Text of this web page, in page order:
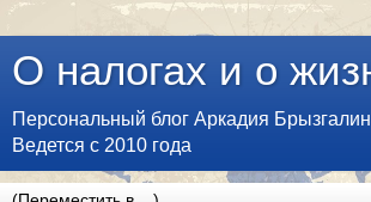
О налогах и о
Персональный блог Аркадия
Ведется с 2010 года